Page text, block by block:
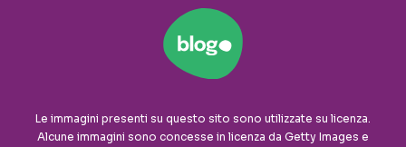
Le immagini presenti su questo sito sono utilizzate su licenza.
Alcune immagini sono concesse in licenza da Getty Images e